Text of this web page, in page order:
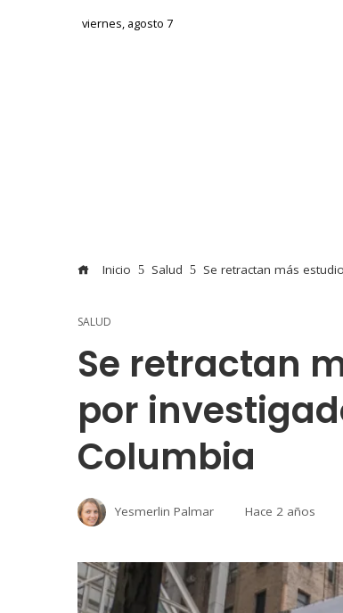
viernes, agosto 7
Inicio Salud Se retractan más
SALUD
Se retractan
por
Columbia
Yesmerlin Palmar Hace 2 años